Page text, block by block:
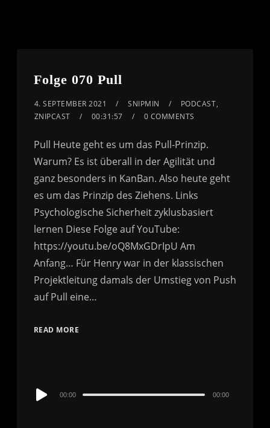
Folge 070 Pull
4. SEPTEMBER 2021 SNIPMIN PODCAST,
ZNIPCAST
00:31:57 0 COMMENTS
Pull Heute geht es um das Pull-Prinzip.
Warum? Es ist überall in der Agilität und
ganz besonders in KanBan. Also heute geht
es um das Prinzip des Ziehens. Links
Psychologische Sicherheit zyklusbasiert
lernen Diese Folge auf YouTube:
https://youtu.be/oQ8MxGDrIpU Am
Anfang… Für Henry war in der klassischen
Projektleitung damals der Umstieg von Push
auf Pull eine…
READ MORE
Audio
00:00 00:00